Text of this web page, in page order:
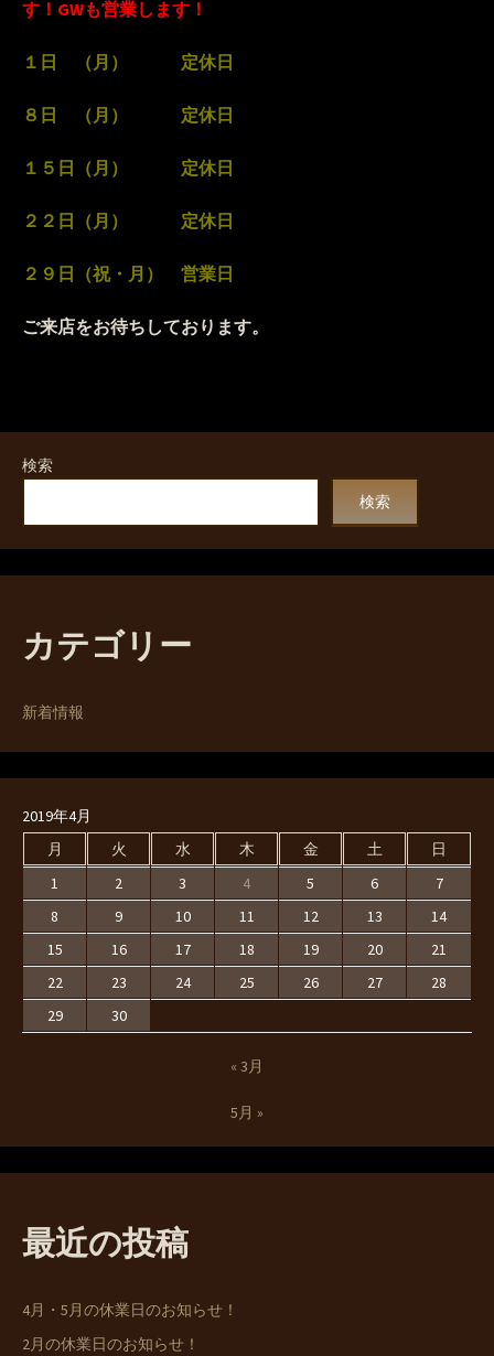
す！GWも営業します！
１日 （月） 定休日
８日 （月） 定休日
１５日（月） 定休日
２２日（月） 定休日
２９日（祝・月） 営業日
ご来店をお待ちしております。
検索
検索
カテゴリー
新着情報
2019年4月
月
火 水 木 金 土
日
1
2 3 4 5 6
7
8
9 10 11 12 13
14
15
16 17 18 19 20
21
22
23 24 25 26 27
28
29
30
« 3月
5月 »
最近の投稿
4月・5月の休業日のお知らせ！
2月の休業日のお知らせ！